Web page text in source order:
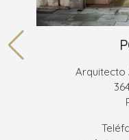
Arquitecto